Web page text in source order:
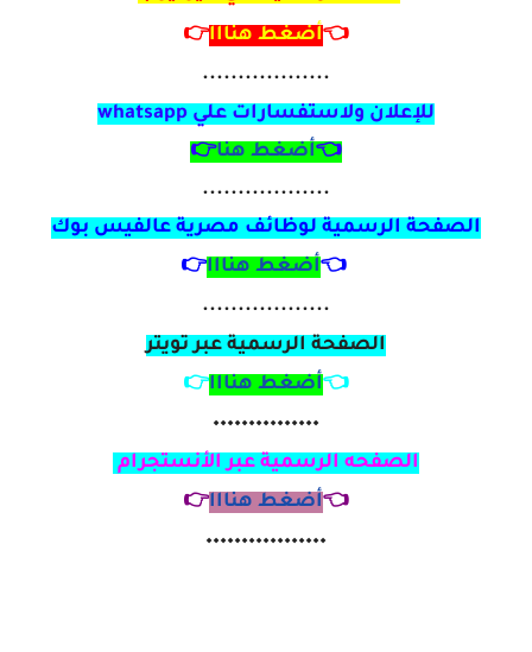
👈أضغط هنااا👉
..................
للإعلان ولاستفسارات علي whatsapp
👈أضغط هنا👉
..................
الصفحة الرسمية لوظائف مصرية عالفيس بوك
👈أضغط هنااا👉
..................
الصفحة الرسمية عبر تويتر
👈أضغط هنااا👉
٠٠٠٠٠٠٠٠٠٠٠٠٠٠٠
الصفحه الرسمية عبر الأنستجرام
👈أضغط هنااا👉
٠٠٠٠٠٠٠٠٠٠٠٠٠٠٠٠٠